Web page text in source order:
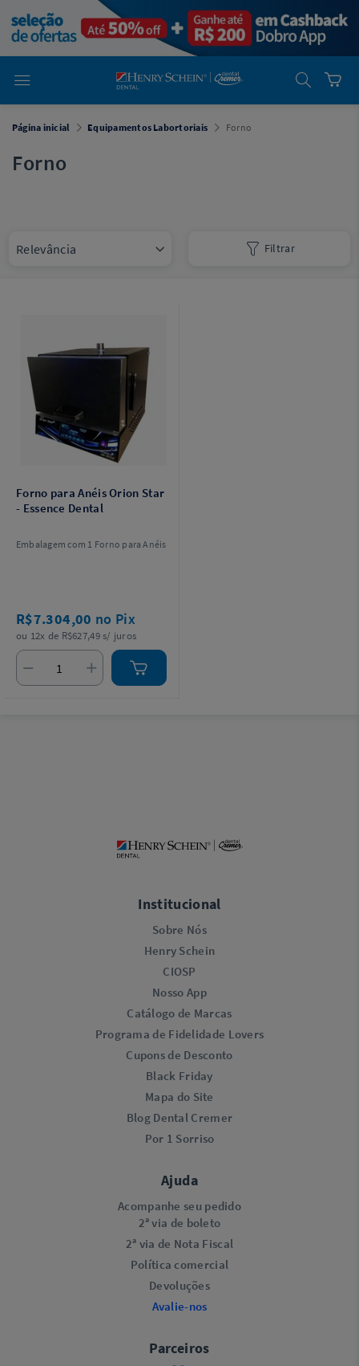
Dental
Cremer -
Henry Schein
Laboratório
Laboratório
emDental
Henry Schein
Você está
Odontológico
Página inicial Equipamentos Labortoriais Forno
Forno
Forno para Anéis Orion Star
- Essence Dental
Embalagem com 1 Forno para Anéis
R$7.304,00 no Pix
ou 12x de R$627,49 s/ juros
Filtrar
Institucional
Sobre Nós
Henry Schein
CIOSP
Nosso App
Catálogo de Marcas
Programa de Fidelidade Lovers​
Cupons de Desconto
Black Friday
Mapa do Site
Blog Dental Cremer
Por 1 Sorriso
Ajuda
Acompanhe seu pedido
2ª via de boleto
2ª via de Nota Fiscal
Política comercial
Devoluções
Avalie-nos
Parceiros